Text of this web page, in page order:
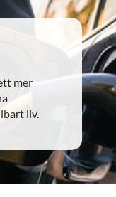
mer
liv.